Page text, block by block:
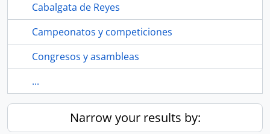
Cabalgata de Reyes
Campeonatos y competiciones
Congresos y asambleas
...
Narrow your results by: